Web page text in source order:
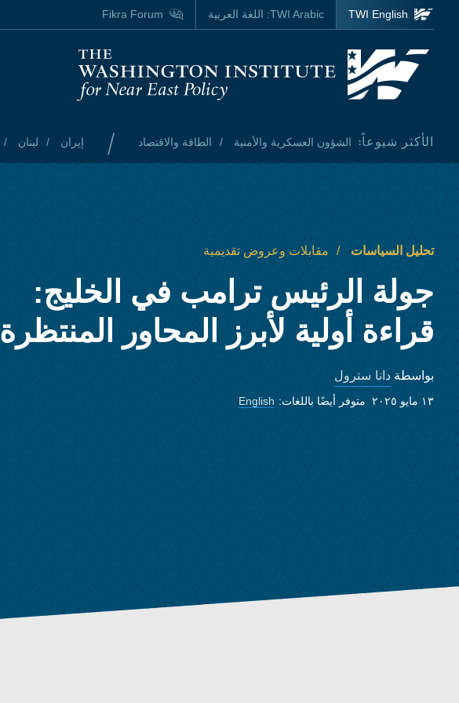
Skip to main content
Homepage
الأكثر شيوعاً: الشؤون العسكرية والأمنية الطاقة والاقتصاد / إيران لبنان
TWI English
TWI Arabic: اللغة العربية Fikra Forum
تحليل السياسات مقابلات وعروض تقديمية
جولة الرئيس ترامب في الخليج:
قراءة أولية لأبرز المحاور المنتظرة
بواسطة دانا سترول
١٣ مايو ٢٠٢٥ متوفر أيضًا باللغات: English